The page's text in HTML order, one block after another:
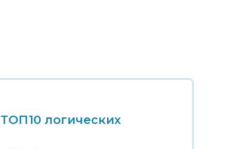
ТОП10 логических